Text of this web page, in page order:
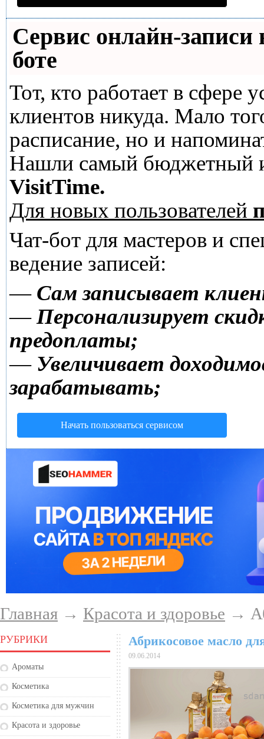
Сервис онлайн-записи
боте
Тот, кто работает в сфере
клиентов никуда. Мало
расписание, но и
Нашли самый бюджетный
VisitTime.
Для новых пользователей
Чат-бот для мастеров и
ведение записей:
— Сам записывает
—Персонализирует
предоплаты;
— Увеличивает
зарабатывать;
Начать пользоваться сервисом
Главная → Красота и здоровье →
РУБРИКИ
Ароматы
Косметика
Косметика для мужчин
Красота и здоровье
Абрикосовое масло
09.06.2014